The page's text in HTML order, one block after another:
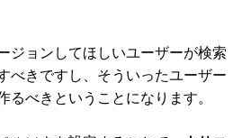
ジョンしてほしいユーザーが検索
べきですし、そういったユーザー
るべきということになります。